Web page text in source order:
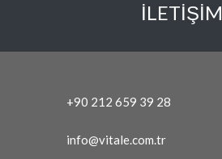
İLETİŞİM
+90 212 659 39 28
info@vitale.com.tr